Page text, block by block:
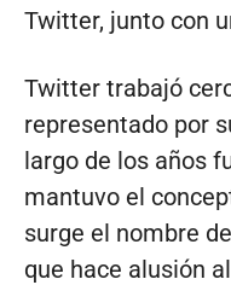
Twitter, junto con
Twitter trabajó
representado por
largo de los años
mantuvo el
surge el nombre
que hace alusión